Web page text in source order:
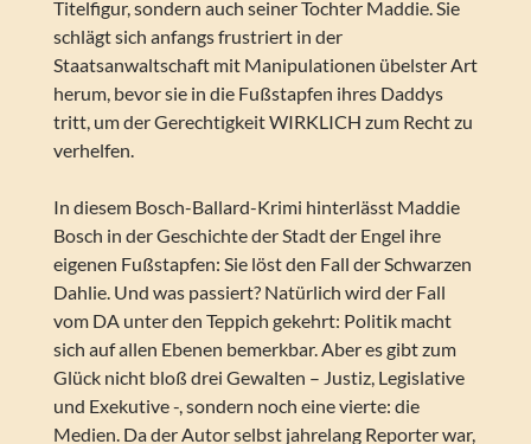
Titelfigur, sondern auch seiner Tochter Maddie. Sie
schlägt sich anfangs frustriert in der
Staatsanwaltschaft mit Manipulationen übelster Art
herum, bevor sie in die Fußstapfen ihres Daddys
tritt, um der Gerechtigkeit WIRKLICH zum Recht zu
verhelfen.
In diesem Bosch-Ballard-Krimi hinterlässt Maddie
Bosch in der Geschichte der Stadt der Engel ihre
eigenen Fußstapfen: Sie löst den Fall der Schwarzen
Dahlie. Und was passiert? Natürlich wird der Fall
vom DA unter den Teppich gekehrt: Politik macht
sich auf allen Ebenen bemerkbar. Aber es gibt zum
Glück nicht bloß drei Gewalten – Justiz, Legislative
und Exekutive -, sondern noch eine vierte: die
Medien. Da der Autor selbst jahrelang Reporter war,